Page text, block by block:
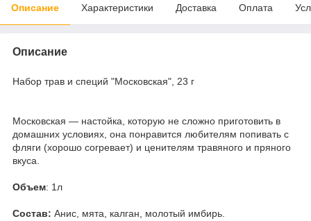
Описание Характеристики Доставка Оплата
Описание
Набор трав и специй "Московская", 23 г
Московская — настойка, которую не сложно приготовить в
домашних условиях, она понравится любителям попивать с
фляги (хорошо согревает) и ценителям травяного и пряного
вкуса.
Объем: 1л
Состав: Анис, мята, калган, молотый имбирь.